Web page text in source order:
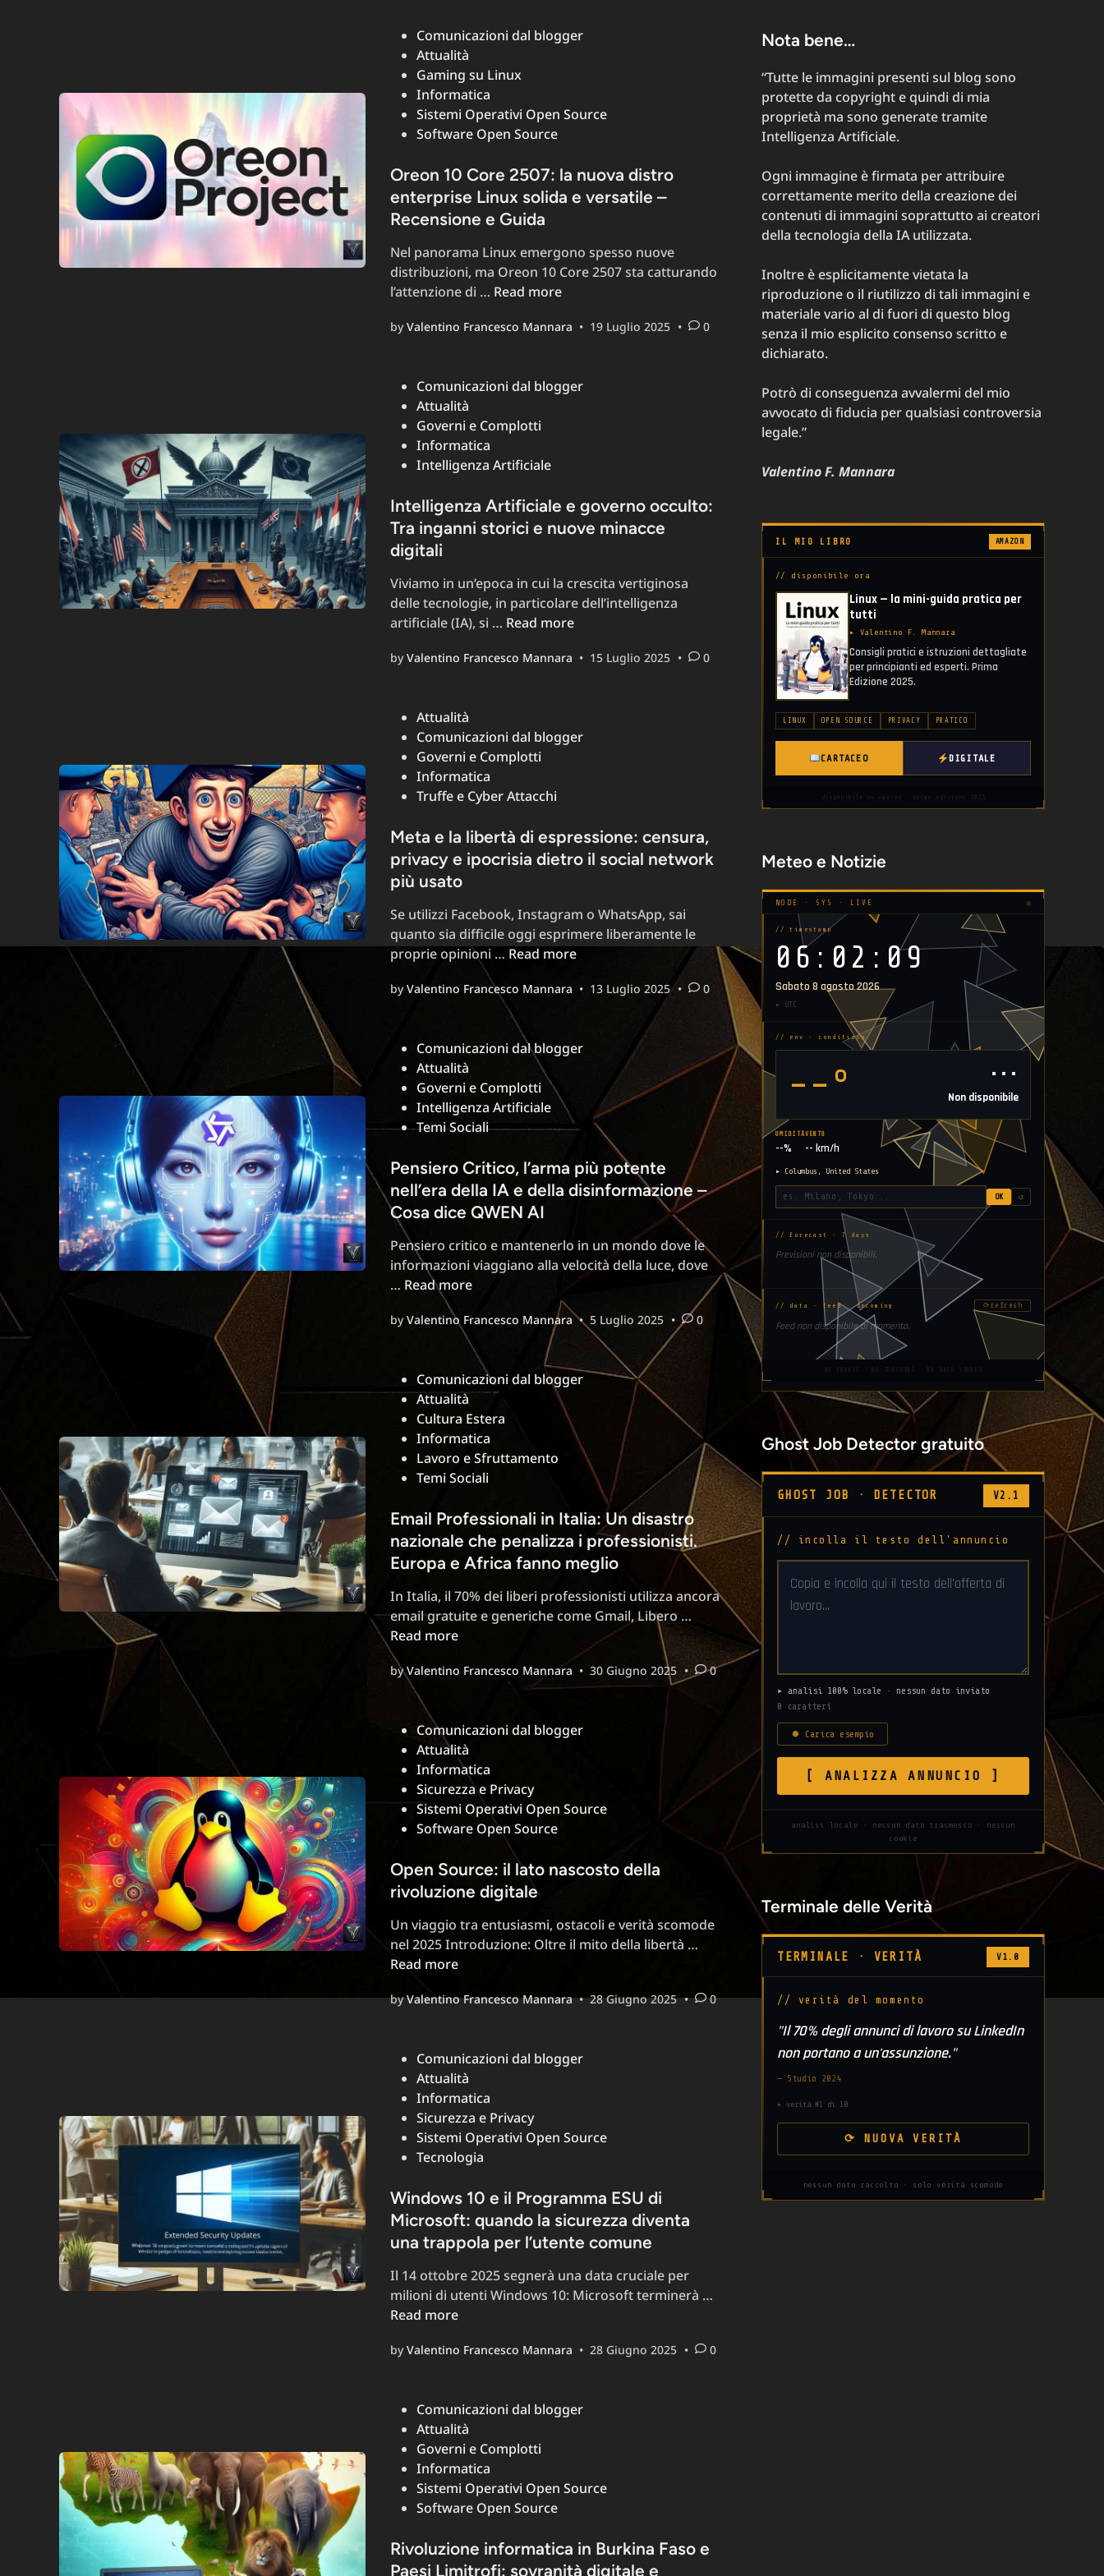
PostedComunicazioni dal blogger
Attualità
Gaming su Linux
Informatica
Sistemi Operativi Open Source
Software Open Source
Oreon 10 Core 2507: la nuova distro
enterprise Linux solida e versatile –
Recensione e Guida
Nel panorama Linux emergono spesso nuove
distribuzioni, ma Oreon 10 Core 2507 sta catturando
l’attenzione di … Oreon
Core
nuova
enterprise
solida
versatile
–
Guida
Read more
byValentino Francesco Mannara • 19 Luglio 2025 • 0
PostedComunicazioni dal blogger
Attualità
Governi e Complotti
Informatica
Intelligenza Artificiale
Intelligenza Artificiale e governo occulto:
Tra inganni storici e nuove minacce
digitali
Viviamo in un’epoca in cui la crescita vertiginosa
delle tecnologie, in particolare dell’intelligenza
artificiale (IA), si … Intelligenza
e
inganni
storici
nuove
digitali
Read more
byValentino Francesco Mannara • 15 Luglio 2025 • 0
PostedAttualità
Comunicazioni dal blogger
Governi e Complotti
Informatica
Truffe e Cyber Attacchi
Meta e la libertà di espressione: censura,
privacy e ipocrisia dietro il social network
più usato
Se utilizzi Facebook, Instagram o WhatsApp, sai
quanto sia difficile oggi esprimere liberamente le
proprie opinioni … Meta
la
libertà
di
espressione:
censura,
privacy
e
ipocrisia
il
social
network
usato
Read more
byValentino Francesco Mannara • 13 Luglio 2025 • 0
PostedComunicazioni dal blogger
Attualità
Governi e Complotti
Intelligenza Artificiale
Temi Sociali
Pensiero Critico, l’arma più potente
nell’era della IA e della disinformazione –
Cosa dice QWEN AI
Pensiero critico e mantenerlo in un mondo dove le
informazioni viaggiano alla velocità della luce, dove
… Pensiero
Critico,
l’arma
nell’era
della
IA
e
della
disinformazione
Cosa
dice
QWEN
Read more
byValentino Francesco Mannara • 5 Luglio 2025 • 0
Posted
in
Comunicazioni dal blogger
Attualità
Cultura Estera
Informatica
Lavoro e Sfruttamento
Temi Sociali
Email Professionali in Italia: Un disastro
nazionale che penalizza i professionisti.
Europa e Africa fanno meglio
In Italia, il 70% dei liberi professionisti utilizza ancora
email gratuite e generiche come Gmail, Libero …Email
Professionali
Italia:
penalizza
professionisti.
Europa
Read more
byValentino Francesco Mannara • 30 Giugno 2025 • 0
PostedComunicazioni dal blogger
Attualità
Informatica
Sicurezza e Privacy
Sistemi Operativi Open Source
Software Open Source
Open Source: il lato nascosto della
rivoluzione digitale
Un viaggio tra entusiasmi, ostacoli e verità scomode
nel 2025 Introduzione: Oltre il mito della libertà …Open
lato
Read more
byValentino Francesco Mannara • 28 Giugno 2025 • 0
PostedComunicazioni dal blogger
Attualità
Informatica
Sicurezza e Privacy
Sistemi Operativi Open Source
Tecnologia
Windows 10 e il Programma ESU di
Microsoft: quando la sicurezza diventa
una trappola per l’utente comune
Il 14 ottobre 2025 segnerà una data cruciale per
milioni di utenti Windows 10: Microsoft terminerà …Windows
il
Read more
byValentino Francesco Mannara • 28 Giugno 2025 • 0
PostedComunicazioni dal blogger
Attualità
Governi e Complotti
Informatica
Sistemi Operativi Open Source
Software Open Source
Rivoluzione informatica in Burkina Faso e
Paesi Limitrofi: sovranità digitale e
Nota bene…
“Tutte le immagini presenti sul blog sono
protette da copyright e quindi di mia
proprietà ma sono generate tramite
Intelligenza Artificiale.
Ogni immagine è firmata per attribuire
correttamente merito della creazione dei
contenuti di immagini soprattutto ai creatori
della tecnologia della IA utilizzata.
Inoltre è esplicitamente vietata la
riproduzione o il riutilizzo di tali immagini e
materiale vario al di fuori di questo blog
senza il mio esplicito consenso scritto e
dichiarato.
Potrò di conseguenza avvalermi del mio
avvocato di fiducia per qualsiasi controversia
legale.”
Valentino F. Mannara
IL MIO LIBRO AMAZON
// disponibile ora
Linux — la mini-guida pratica per
tutti
▸ Valentino F. Mannara
Consigli pratici e istruzioni dettagliate
per principianti ed esperti. Prima
Edizione 2025.
LINUX OPEN SOURCE PRIVACY PRATICO
CARTACEO DIGITALE
Meteo e Notizie
NODE · SYS · LIVE
// timestamp
06:02:10
Sabato 8 agosto 2026
▸ UTC
// env · conditions
--° ⋯
Non disponibile
UMIDITÀ
--%
VENTO
-- km/h
▸ Columbus, United States
OK ↺
// forecast · 7 days
Previsioni non disponibili.
// data · feed · incoming ⟳ refresh
Feed non disponibile al momento.
Ghost Job Detector gratuito
GHOST JOB · DETECTOR V2.1
// incolla il testo dell'annuncio
▸ analisi 100% locale · nessun dato inviato
0 caratteri
⏺ Carica esempio
[ ANALIZZA ANNUNCIO ]
analisi locale · nessun dato trasmesso · nessun
cookie
Terminale delle Verità
TERMINALE · VERITÀ V1.0
// verità del momento
"Il 70% degli annunci di lavoro su LinkedIn
non portano a un'assunzione."
— Studio 2024
▸ verità #1 di 10
⟳ NUOVA VERITÀ
nessun dato raccolto · solo verità scomode